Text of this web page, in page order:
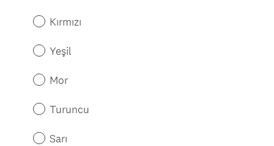
Kırmızı
Yeşil
Mor
Turuncu
Sarı